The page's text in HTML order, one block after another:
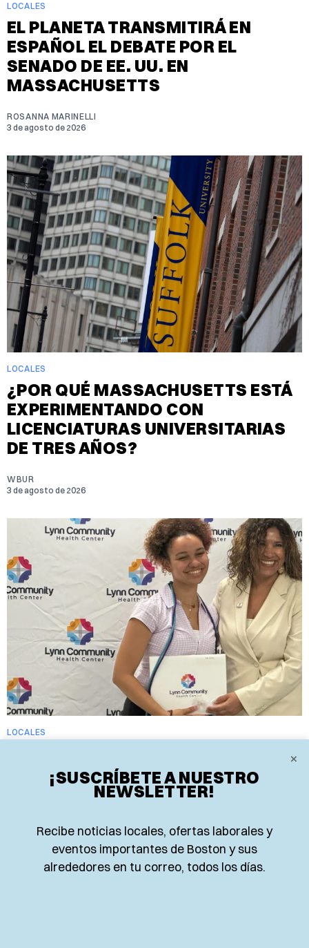
LOCALES
EL PLANETA TRANSMITIRÁ EN
ESPAÑOL EL DEBATE POR EL
SENADO DE EE. UU. EN
MASSACHUSETTS
ROSANNA MARINELLI
3 de agosto de 2026
LOCALES
¿POR QUÉ MASSACHUSETTS ESTÁ
EXPERIMENTANDO CON
LICENCIATURAS UNIVERSITARIAS
DE TRES AÑOS?
WBUR
3 de agosto de 2026
LOCALES
TENDRÁN ACCESO A MENTORÍA EN
CARRERAS DE SALUD
El Lynn Community Health Center ampliará su
programa de mentoría en salud para estudiantes de
secundaria.
×
¡SUSCRÍBETE A NUESTRO
NEWSLETTER!
Recibe noticias locales, ofertas laborales y
eventos importantes de Boston y sus
alrededores en tu correo, todos los días.